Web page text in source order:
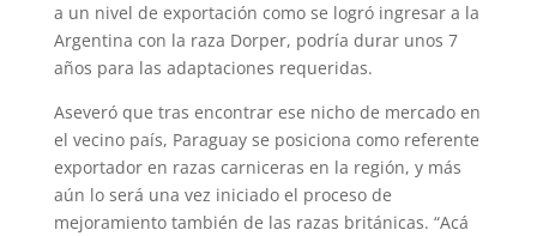
a un nivel de exporta­ción como se logró ingresar a la
Argentina con la raza Dorper, podría durar unos 7
años para las adaptaciones requeridas.
Aseveró que tras encontrar ese nicho de mercado en
el vecino país, Paraguay se posi­ciona como referente
expor­tador en razas carniceras en la región, y más
aún lo será una vez iniciado el proceso de
mejoramiento también de las razas británicas. “Acá